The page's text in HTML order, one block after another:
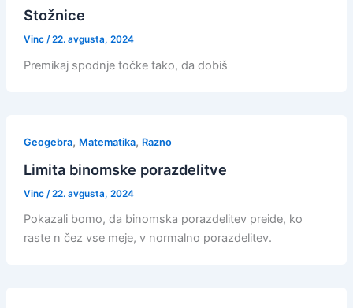
Stožnice
Vinc /22. avgusta, 2024
Premikaj spodnje točke tako, da dobiš
Geogebra, Matematika, Razno
Limita binomske porazdelitve
Vinc /22. avgusta, 2024
Pokazali bomo, da binomska porazdelitev preide, ko
raste n čez vse meje, v normalno porazdelitev.